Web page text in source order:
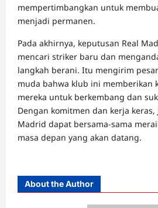
mempertimbangkan untuk
menjadi permanen.
Pada akhirnya, keputusan Real
mencari striker baru dan
langkah berani. Itu mengirim
muda bahwa klub ini memberikan
mereka untuk berkembang dan
Dengan komitmen dan kerja keras,
Madrid dapat bersama-sama
masa depan yang akan datang.
About the Author